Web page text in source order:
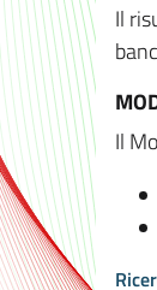
Il
Il